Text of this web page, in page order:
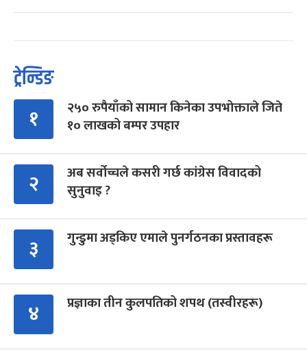
ट्रेन्डिङ
१
२५० रुपैयाँको सामान किनेका उपभोक्ताले जिते
१० लाखको बम्पर उपहार
२
अब सर्वोच्चले कसरी गर्छ कांग्रेस विवादको
सुनुवाइ ?
३ गुन्डुमा अड्किए एमाले पुनर्गठनका प्रस्तावहरू
४ प्रज्ञाका तीन कुलपतिको शपथ (तस्वीरहरू)